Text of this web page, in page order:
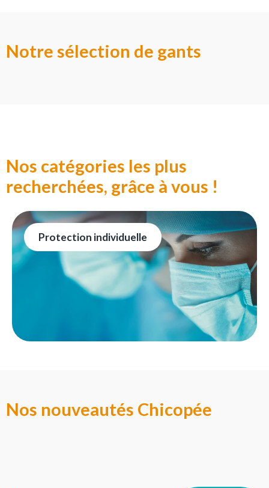
Notre sélection de gants
Nos catégories les plus
recherchées, grâce à vous !
Protection individuelle
Nos nouveautés Chicopée